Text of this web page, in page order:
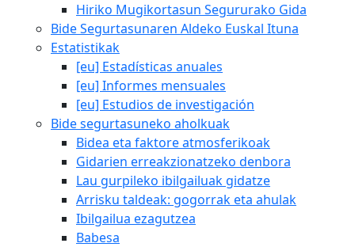
Hiriko Mugikortasun Segururako Gida
Bide Segurtasunaren Aldeko Euskal Ituna
Estatistikak
[eu] Estadísticas anuales
[eu] Informes mensuales
[eu] Estudios de investigación
Bide segurtasuneko aholkuak
Bidea eta faktore atmosferikoak
Gidarien erreakzionatzeko denbora
Lau gurpileko ibilgailuak gidatze
Arrisku taldeak: gogorrak eta ahulak
Ibilgailua ezagutzea
Babesa